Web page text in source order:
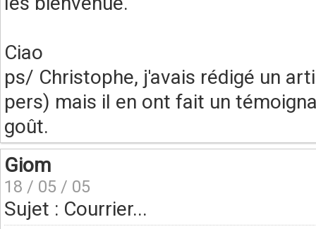
Ciao
ps/ Christophe, j'avais rédigé un
pers) mais il en ont fait un
goût.
Giom
18 / 05 / 05
Sujet : Courrier...